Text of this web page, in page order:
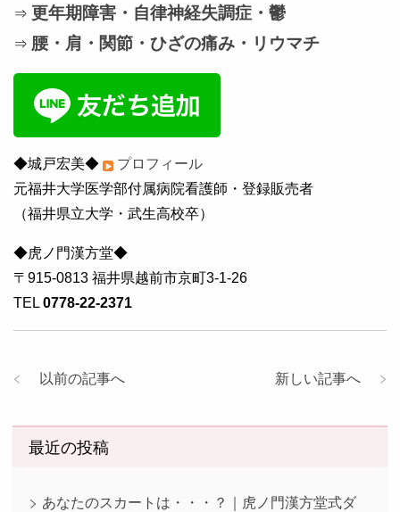
⇒ 更年期障害・自律神経失調症・鬱
⇒ 腰・肩・関節・ひざの痛み・リウマチ
◆城戸宏美◆
プロフィール
元福井大学医学部付属病院看護師・登録販売者
（福井県立大学・武生高校卒）
◆虎ノ門漢方堂◆
〒915-0813 福井県越前市京町3-1-26
TEL 0778-22-2371
新しい記事へ
以前の記事へ
最近の投稿
あなたのスカートは・・・？｜虎ノ門漢方堂式ダ